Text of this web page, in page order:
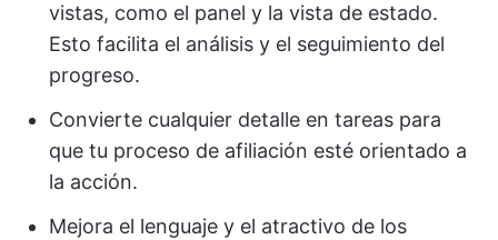
vistas, como el panel y la vista de estado.
Esto facilita el análisis y el seguimiento del
progreso.
Convierte cualquier detalle en tareas para
que tu proceso de afiliación esté orientado a
la acción.
Mejora el lenguaje y el atractivo de los